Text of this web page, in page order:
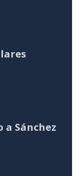
a Sánchez